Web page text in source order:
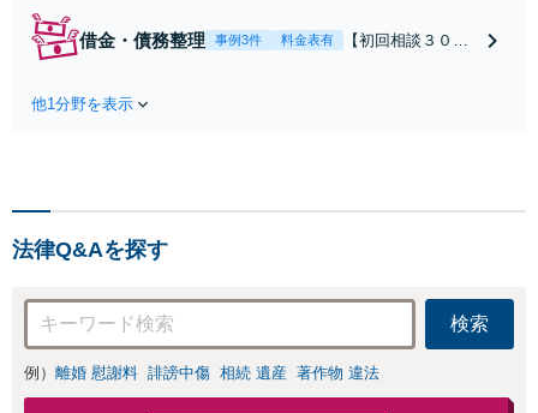
家や住宅ローンを
借金・債務整理 事例3件 料金表有
【初回相談３０分
任意整理・個人再
をご説明し、より
良い解決を目指し
ます。
他1分野を表示
法律Q&Aを探す
検索
例） 離婚 慰謝料 誹謗中傷 相続 遺産 著作物 違法